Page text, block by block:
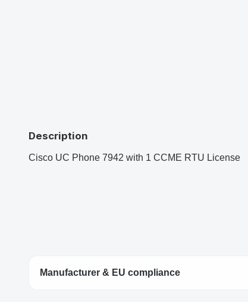
Description
Cisco UC Phone 7942 with 1 CCME RTU License
Manufacturer & EU compliance